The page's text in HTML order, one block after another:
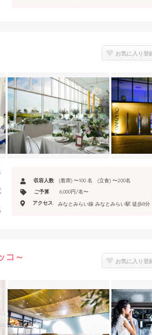
お気に入り登
収容人数
(着席) 〜100 名 (立食) 〜200名
ご予算
6,000円/名〜
アクセス
みなとみらい線 みなとみらい駅 徒歩8分
コ～ お気に入り登